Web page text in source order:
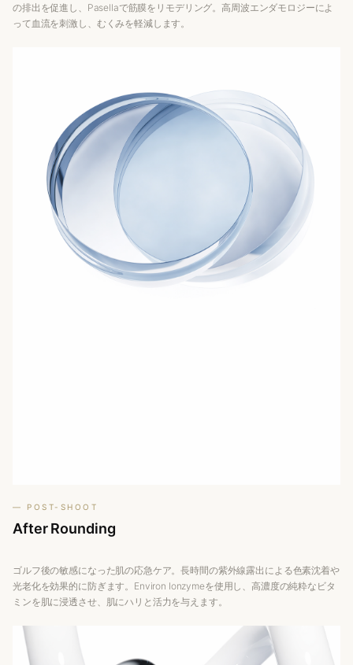
の排出を促進し、Pasellaで筋膜をリモデリング。高周波エンダモロジーによ
って血流を刺激し、むくみを軽減します。
— POST-SHOOT
AfterRounding
ゴルフ後の敏感になった肌の応急ケア。長時間の紫外線露出による色素沈着や
光老化を効果的に防ぎます。Environ Ionzymeを使用し、高濃度の純粋なビタ
ミンを肌に浸透させ、肌にハリと活力を与えます。